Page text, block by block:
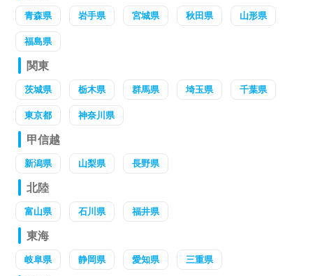
青森県 岩手県 宮城県 秋田県 山形県
福島県
関東
茨城県 栃木県 群馬県 埼玉県 千葉県
東京都 神奈川県
甲信越
新潟県 山梨県 長野県
北陸
富山県 石川県 福井県
東海
岐阜県 静岡県 愛知県 三重県